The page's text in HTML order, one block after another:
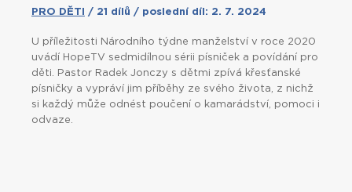
PRO DĚTI / 21 dílů / poslední díl: 2. 7. 2024
U příležitosti Národního týdne manželství v roce 2020
uvádí HopeTV sedmidílnou sérii písniček a povídání pro
děti. Pastor Radek Jonczy s dětmi zpívá křesťanské
písničky a vypráví jim příběhy ze svého života, z nichž
si každý může odnést poučení o kamarádství, pomoci i
odvaze.